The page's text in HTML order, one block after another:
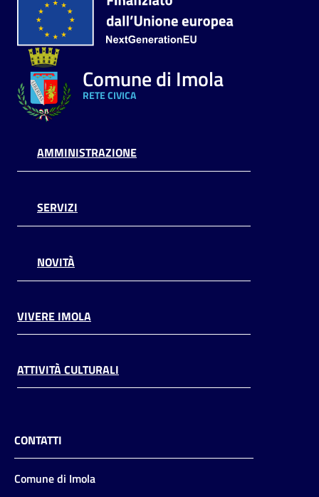
Comune di Imola
RETE CIVICA
AMMINISTRAZIONE
SERVIZI
NOVITÀ
VIVERE IMOLA
ATTIVITÀ CULTURALI
CONTATTI
Comune di Imola